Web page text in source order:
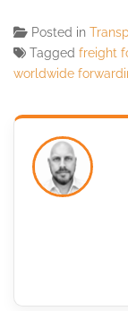
Posted in
Tagged freight
worldwide